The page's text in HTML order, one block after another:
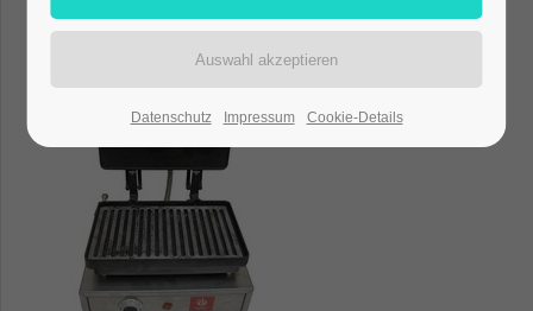
Datenschutz Impressum Cookie-Details